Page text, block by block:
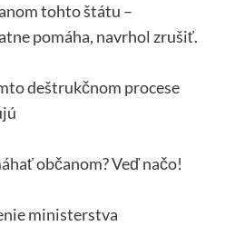
tohto štátu –
pomáha, navrhol zrušiť.
deštrukčnom procese
občanom? Veď načo!
ministerstva